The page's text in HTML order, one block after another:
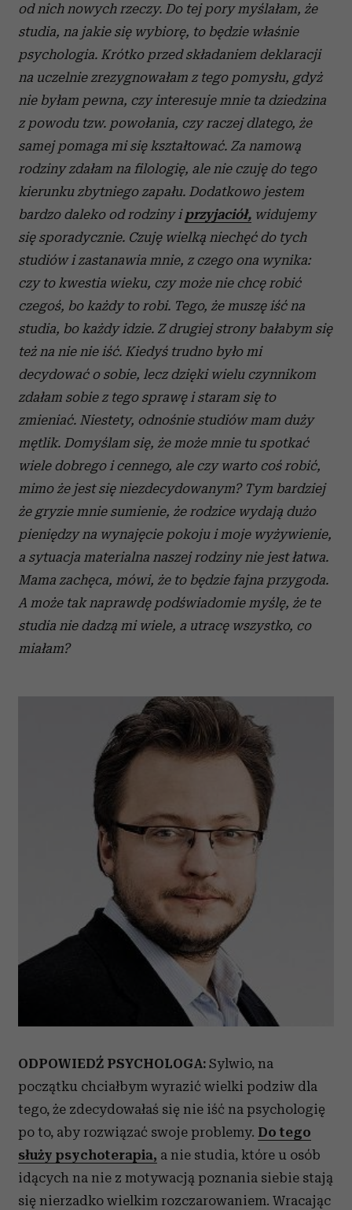
od nich nowych rzeczy. Do tej pory myślałam, że
studia, na jakie się wybiorę, to będzie właśnie
psychologia. Krótko przed składaniem deklaracji
na uczelnie zrezygnowałam z tego pomysłu, gdyż
nie byłam pewna, czy interesuje mnie ta dziedzina
z powodu tzw. powołania, czy raczej dlatego, że
samej pomaga mi się kształtować. Za namową
rodziny zdałam na filologię, ale nie czuję do tego
kierunku zbytniego zapału. Dodatkowo jestem
bardzo daleko od rodziny iprzyjaciół, widujemy
się sporadycznie. Czuję wielką niechęć do tych
studiów i zastanawia mnie, z czego ona wynika:
czy to kwestia wieku, czy może nie chcę robić
czegoś, bo każdy to robi. Tego, że muszę iść na
studia, bo każdy idzie. Z drugiej strony bałabym się
też na nie nie iść. Kiedyś trudno było mi
decydować o sobie, lecz dzięki wielu czynnikom
zdałam sobie z tego sprawę i staram się to
zmieniać. Niestety, odnośnie studiów mam duży
mętlik. Domyślam się, że może mnie tu spotkać
wiele dobrego i cennego, ale czy warto coś robić,
mimo że jest się niezdecydowanym? Tym bardziej
że gryzie mnie sumienie, że rodzice wydają dużo
pieniędzy na wynajęcie pokoju i moje wyżywienie,
a sytuacja materialna naszej rodziny nie jest łatwa.
Mama zachęca, mówi, że to będzie fajna przygoda.
A może tak naprawdę podświadomie myślę, że te
studia nie dadzą mi wiele, a utracę wszystko, co
miałam?
ODPOWIEDŹ PSYCHOLOGA: Sylwio, na
początku chciałbym wyrazić wielki podziw dla
tego, że zdecydowałaś się nie iść na psychologię
po to, aby rozwiązać swoje problemy. Do tego
służy psychoterapia, a nie studia, które u osób
idących na nie z motywacją poznania siebie stają
się nierzadko wielkim rozczarowaniem. Wracając